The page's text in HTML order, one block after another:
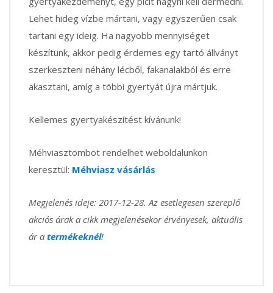
Lehet hideg vízbe mártani, vagy egyszerűen csak
tartani egy ideig. Ha nagyobb mennyiséget
készítünk, akkor pedig érdemes egy tartó állványt
szerkeszteni néhány lécből, fakanalakból és erre
akasztani, amíg a többi gyertyát újra mártjuk.
Kellemes gyertyakészítést kívánunk!
Méhviasztömböt rendelhet weboldalunkon
keresztül: Méhviasz vásárlás
Megjelenés ideje: 2017-12-28. Az esetlegesen szereplő
akciós árak a cikk megjelenésekor érvényesek, aktuális
ár a termékeknél!